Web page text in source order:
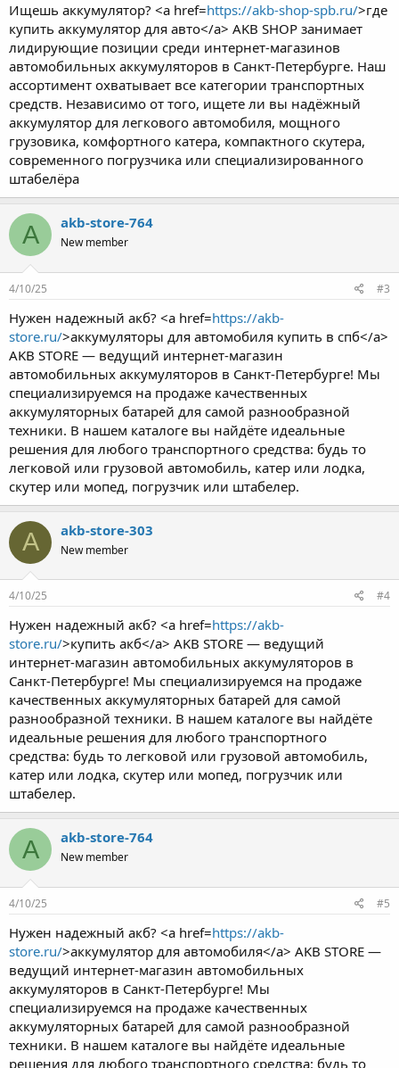
Ищешь аккумулятор? <a href=https://akb-shop-spb.ru/>где
купить аккумулятор для авто</a> AKB SHOP занимает
лидирующие позиции среди интернет-магазинов
автомобильных аккумуляторов в Санкт-Петербурге. Наш
ассортимент охватывает все категории транспортных
средств. Независимо от того, ищете ли вы надёжный
аккумулятор для легкового автомобиля, мощного
грузовика, комфортного катера, компактного скутера,
современного погрузчика или специализированного
штабелёра
A akb-store-764
New member
4/10/25 #3
Нужен надежный акб? <a href=https://akb-
store.ru/>аккумуляторы для автомобиля купить в спб</a>
AKB STORE — ведущий интернет-магазин
автомобильных аккумуляторов в Санкт-Петербурге! Мы
специализируемся на продаже качественных
аккумуляторных батарей для самой разнообразной
техники. В нашем каталоге вы найдёте идеальные
решения для любого транспортного средства: будь то
легковой или грузовой автомобиль, катер или лодка,
скутер или мопед, погрузчик или штабелер.
A akb-store-303
New member
4/10/25 #4
Нужен надежный акб? <a href=https://akb-
store.ru/>купить акб</a> AKB STORE — ведущий
интернет-магазин автомобильных аккумуляторов в
Санкт-Петербурге! Мы специализируемся на продаже
качественных аккумуляторных батарей для самой
разнообразной техники. В нашем каталоге вы найдёте
идеальные решения для любого транспортного
средства: будь то легковой или грузовой автомобиль,
катер или лодка, скутер или мопед, погрузчик или
штабелер.
A akb-store-764
New member
4/10/25 #5
Нужен надежный акб? <a href=https://akb-
store.ru/>аккумулятор для автомобиля</a> AKB STORE —
ведущий интернет-магазин автомобильных
аккумуляторов в Санкт-Петербурге! Мы
специализируемся на продаже качественных
аккумуляторных батарей для самой разнообразной
техники. В нашем каталоге вы найдёте идеальные
решения для любого транспортного средства: будь то